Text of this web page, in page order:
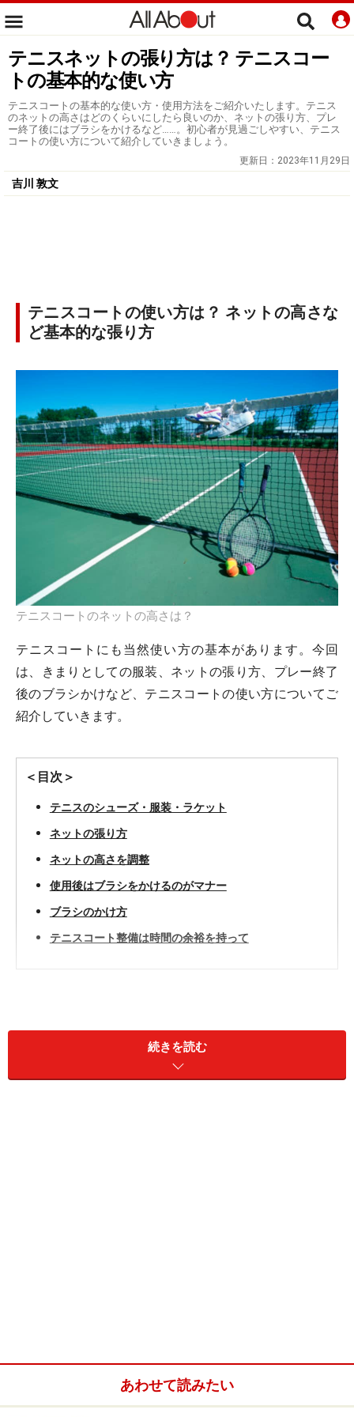
テニスネットの張り方は？ テニスコー
トの基本的な使い方
テニスコートの基本的な使い方・使用方法をご紹介いたします。テニス
のネットの高さはどのくらいにしたら良いのか、ネットの張り方、プレ
ー終了後にはブラシをかけるなど……。初心者が見過ごしやすい、テニス
コートの使い方について紹介していきましょう。
更新日： 2023年11月29日
吉川 敦文
テニスコートの使い方は？ ネットの高さな
ど基本的な張り方
テニスコートのネットの高さは？
テニスコートにも当然使い方の基本があります。今回
は、きまりとしての服装、ネットの張り方、プレー終了
後のブラシかけなど、テニスコートの使い方についてご
紹介していきます。
＜目次＞
テニスのシューズ・服装・ラケット
ネットの張り方
ネットの高さを調整
使用後はブラシをかけるのがマナー
ブラシのかけ方
テニスコート整備は時間の余裕を持って
テニスシューズは、プレーヤーをサポートすると同時に
続きを読む
あわせて読みたい